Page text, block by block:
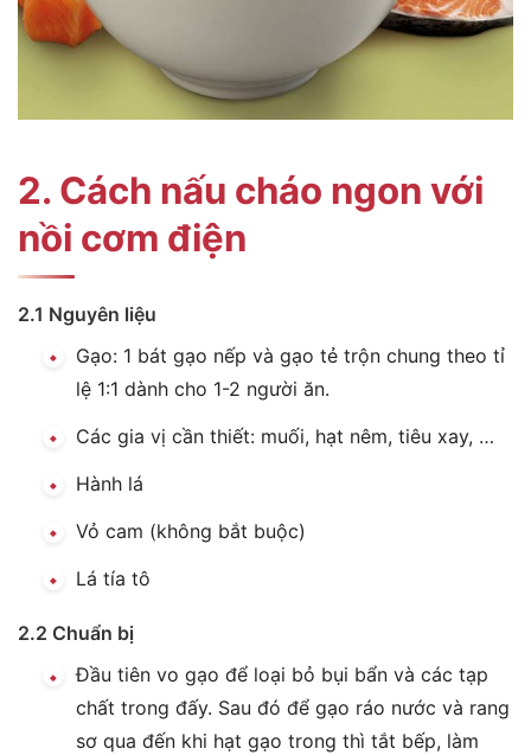
2. Cách nấu cháo ngon với
nồi cơm điện
2.1 Nguyên liệu
Gạo: 1 bát gạo nếp và gạo tẻ trộn chung theo tỉ
lệ 1:1 dành cho 1-2 người ăn.
Các gia vị cần thiết: muối, hạt nêm, tiêu xay, …
Hành lá
Vỏ cam (không bắt buộc)
Lá tía tô
2.2 Chuẩn bị
Đầu tiên vo gạo để loại bỏ bụi bẩn và các tạp
chất trong đấy. Sau đó để gạo ráo nước và rang
sơ qua đến khi hạt gạo trong thì tắt bếp, làm